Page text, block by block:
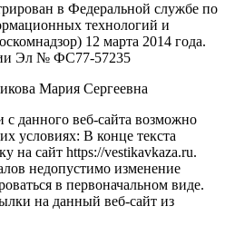
в Федеральной службе по
технологий и
12 марта 2014 года.
Эл № ФС77-57235
Мария Сергеевна
данного веб-сайта возможно
условиях: В конце текста
на сайт https://vestikavkaza.ru.
недопустимо изменение
в первоначальном виде.
на данный веб-сайт из